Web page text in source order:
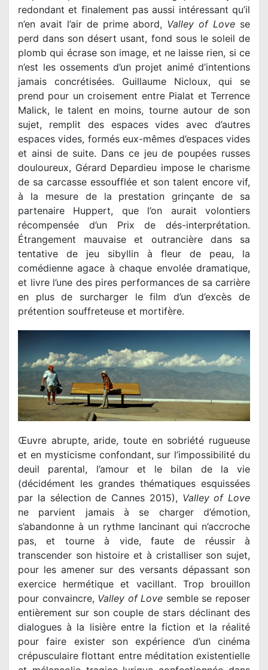
redondant et finalement pas aussi intéressant qu’il
n’en avait l’air de prime abord, Valley of Love se
perd dans son désert usant, fond sous le soleil de
plomb qui écrase son image, et ne laisse rien, si ce
n’est les ossements d’un projet animé d’intentions
jamais concrétisées. Guillaume Nicloux, qui se
prend pour un croisement entre Pialat et Terrence
Malick, le talent en moins, tourne autour de son
sujet, remplit des espaces vides avec d’autres
espaces vides, formés eux-mêmes d’espaces vides
et ainsi de suite. Dans ce jeu de poupées russes
douloureux, Gérard Depardieu impose le charisme
de sa carcasse essoufflée et son talent encore vif,
à la mesure de la prestation grinçante de sa
partenaire Huppert, que l’on aurait volontiers
récompensée d’un Prix de dés-interprétation.
Étrangement mauvaise et outrancière dans sa
tentative de jeu sibyllin à fleur de peau, la
comédienne agace à chaque envolée dramatique,
et livre l’une des pires performances de sa carrière
en plus de surcharger le film d’un d’excès de
prétention souffreteuse et mortifère.
Œuvre abrupte, aride, toute en sobriété rugueuse
et en mysticisme confondant, sur l’impossibilité du
deuil parental, l’amour et le bilan de la vie
(décidément les grandes thématiques esquissées
par la sélection de Cannes 2015), Valley of Love
ne parvient jamais à se charger d’émotion,
s’abandonne à un rythme lancinant qui n’accroche
pas, et tourne à vide, faute de réussir à
transcender son histoire et à cristalliser son sujet,
pour les amener sur des versants dépassant son
exercice hermétique et vacillant. Trop brouillon
pour convaincre, Valley of Love semble se reposer
entièrement sur son couple de stars déclinant des
dialogues à la lisière entre la fiction et la réalité
pour faire exister son expérience d’un cinéma
crépusculaire flottant entre méditation existentielle